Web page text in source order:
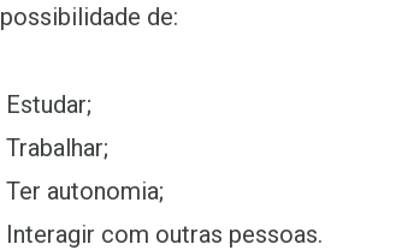
possibilidade de:
Estudar;
Trabalhar;
Ter autonomia;
Interagir com outras pessoas.